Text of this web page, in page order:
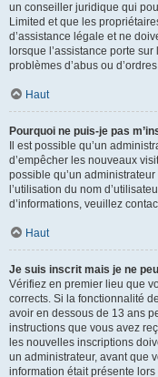
un conseiller juridique qui
Limited et que les
d’assistance légale et ne
lorsque l’assistance porte
problèmes d’abus ou
Haut
Pourquoi ne puis-je pas
Il est possible qu’un
d’empêcher les nouveaux
possible qu’un
l’utilisation du nom
d’informations, veuillez
Haut
Je suis inscrit mais je ne
Vérifiez en premier lieu que
corrects. Si la fonctionnalité
avoir en dessous de 13 ans
instructions que vous avez
les nouvelles inscriptions
un administrateur, avant que
information était présente